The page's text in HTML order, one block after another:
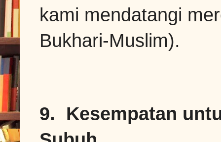
kami mendatangi
Bukhari-Muslim).
9. Kesempatan